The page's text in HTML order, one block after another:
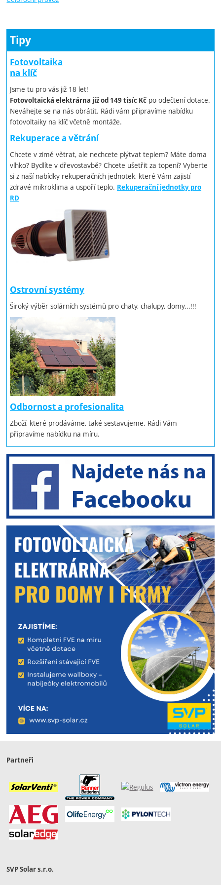
Tipy
Fotovoltaika
na klíč
Jsme tu pro vás již 18 let!
Fotovoltaická elektrárna již od 149 tisíc Kč po odečtení dotace.
Neváhejte se na nás obrátit. Rádi vám připravíme nabídku
fotovoltaiky na klíč včetně montáže.
Rekuperace a větrání
Chcete v zimě větrat, ale nechcete plýtvat teplem? Máte doma
vlhko? Bydlíte v dřevostavbě? Chcete ušetřit za topení? Vyberte
si z naší nabídky rekuperačních jednotek, které Vám zajistí
zdravé mikroklima a uspoří teplo. Rekuperační jednotky pro
RD
Ostrovní systémy
Široký výběr solárních systémů pro chaty, chalupy, domy...!!!
Odbornost a profesionalita
Zboží, které prodáváme, také sestavujeme. Rádi Vám
připravíme nabídku na míru.
Partneři
SVP Solar s.r.o.